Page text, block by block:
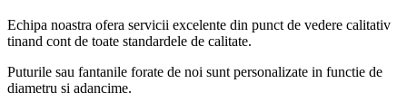
Echipa noastra ofera servicii excelente din punct de vedere calitativ
tinand cont de toate standardele de calitate.
Puturile sau fantanile forate de noi sunt personalizate in functie de
diametru si adancime.